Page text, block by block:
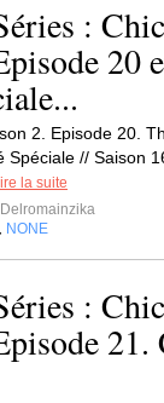
:
20
2. Episode 20.
Spéciale // Saison
la suite
Delromainzika
NONE
:
21.